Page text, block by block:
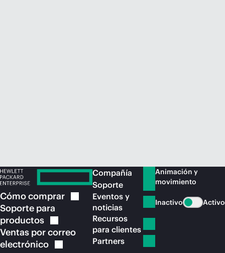
Cómocomprar
Soporte para
productos
Ventas por correo
electrónico
Compañía
Soporte
Eventos y
noticias
Recursos
para clientes
Partners
Animación y
movimiento
Inactivo Activo